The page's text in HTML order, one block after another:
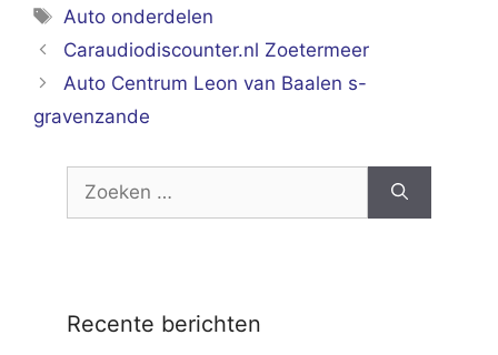
Tags
Auto onderdelen
Caraudiodiscounter.nl Zoetermeer
Auto Centrum Leon van Baalen s-
gravenzande
Zoek
Recente berichten